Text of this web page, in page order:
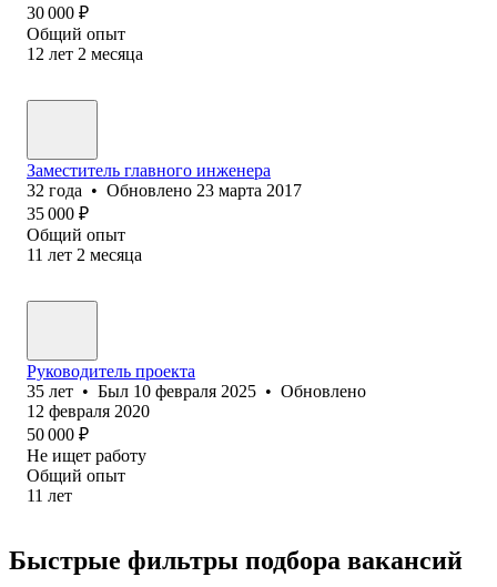
30 000 ₽
Общий опыт
12 лет 2 месяца
Заместитель главного инженера
32 года • Обновлено 23 марта 2017
35 000 ₽
Общий опыт
11 лет 2 месяца
Руководитель проекта
35 лет • Был 10 февраля 2025 • Обновлено
12 февраля 2020
50 000 ₽
Не ищет работу
Общий опыт
11 лет
Быстрые фильтры подбора вакансий